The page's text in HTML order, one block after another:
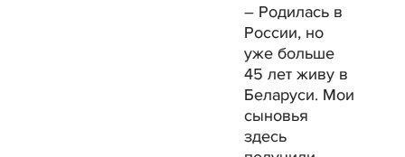
– Родилась в
России, но
уже больше
45 лет живу в
Беларуси. Мои
сыновья
здесь